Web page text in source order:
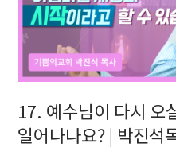
17. 예수님이 다시 오
일어나나요? | 박진석